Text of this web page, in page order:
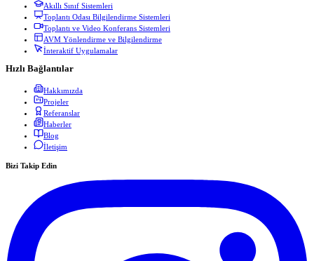
Akıllı Sınıf Sistemleri
Toplantı Odası Bilgilendirme Sistemleri
Toplantı ve Video Konferans Sistemleri
AVM Yönlendirme ve Bilgilendirme
İnteraktif Uygulamalar
Hızlı Bağlantılar
Hakkımızda
Projeler
Referanslar
Haberler
Blog
İletişim
Bizi Takip Edin